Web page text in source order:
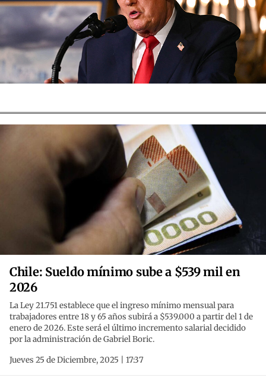
Chile: Sueldo mínimo sube a $539 mil en
2026
La Ley 21.751 establece que el ingreso mínimo mensual para
trabajadores entre 18 y 65 años subirá a $539.000 a partir del 1 de
enero de 2026. Este será el último incremento salarial decidido
por la administración de Gabriel Boric.
Jueves 25 de Diciembre, 2025 | 17:37